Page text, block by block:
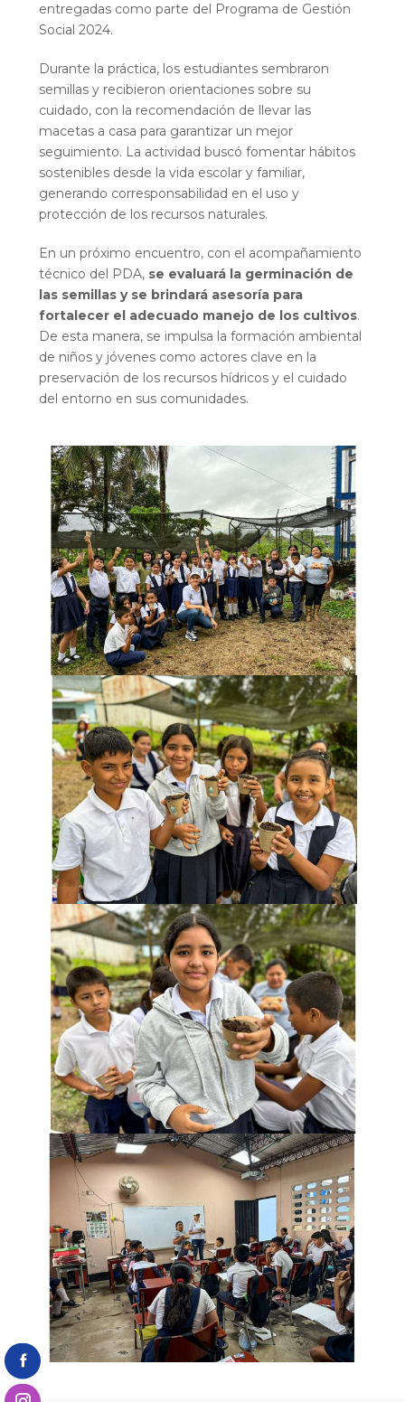
entregadas como parte del Programa de Gestión
Social 2024.
Durante la práctica, los estudiantes sembraron
semillas y recibieron orientaciones sobre su
cuidado, con la recomendación de llevar las
macetas a casa para garantizar un mejor
seguimiento. La actividad buscó fomentar hábitos
sostenibles desde la vida escolar y familiar,
generando corresponsabilidad en el uso y
protección de los recursos naturales.
En un próximo encuentro, con el acompañamiento
técnico del PDA, se evaluará la germinación de
las semillas y se brindará asesoría para
fortalecer el adecuado manejo de los cultivos.
De esta manera, se impulsa la formación ambiental
de niños y jóvenes como actores clave en la
preservación de los recursos hídricos y el cuidado
del entorno en sus comunidades.